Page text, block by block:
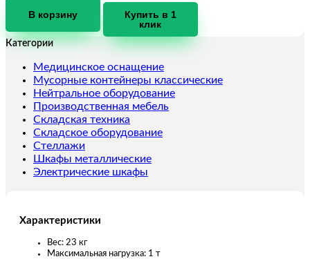
Таль
шестеренная
ТРШ
1,0
ТХ12
М
(тип
622-
A)
В корзину
Купить в 1
клик
Категории
Медицинское оснащение
Мусорные контейнеры классические
Нейтральное оборудование
Производственная мебель
Складская техника
Складское оборудование
Стеллажи
Шкафы металлические
Электрические шкафы
Характеристики
Вес: 23 кг
Максимальная нагрузка: 1 т